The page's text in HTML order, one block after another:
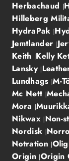
Herbachaud
Hilleberg
HydraPak
Jemtlander
Keith Kelly
Lansky
Lundhags M-
Mc Nett
Mora
Nikwax Non-
Nordisk
Notration
Origin Origin